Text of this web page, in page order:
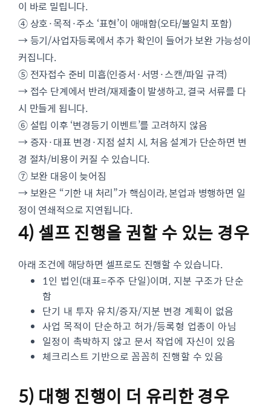
이 바로 밀립니다.
④ 상호·목적·주소 ‘표현’이 애매함(오타/불일치 포함)
→ 등기/사업자등록에서 추가 확인이 들어가 보완 가능성이
커집니다.
⑤ 전자접수 준비 미흡(인증서·서명·스캔/파일 규격)
→ 접수 단계에서 반려/재제출이 발생하고, 결국 서류를 다
시 만들게 됩니다.
⑥ 설립 이후 ‘변경등기 이벤트’를 고려하지 않음
→ 증자·대표 변경·지점 설치 시, 처음 설계가 단순하면 변
경 절차/비용이 커질 수 있습니다.
⑦ 보완 대응이 늦어짐
→ 보완은 “기한 내 처리”가 핵심이라, 본업과 병행하면 일
정이 연쇄적으로 지연됩니다.
4) 셀프 진행을 권할 수 있는 경우
아래 조건에 해당하면 셀프로도 진행할 수 있습니다.
1인 법인(대표=주주 단일)이며, 지분 구조가 단순
함
단기 내 투자 유치/증자/지분 변경 계획이 없음
사업 목적이 단순하고 허가/등록형 업종이 아님
일정이 촉박하지 않고 문서 작업에 자신이 있음
체크리스트 기반으로 꼼꼼히 진행할 수 있음
5) 대행 진행이 더 유리한 경우